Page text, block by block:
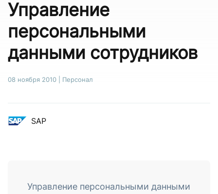
Управление
персональными
данными сотрудников
08 ноября 2010 Персонал
SAP
Управление персональными данными